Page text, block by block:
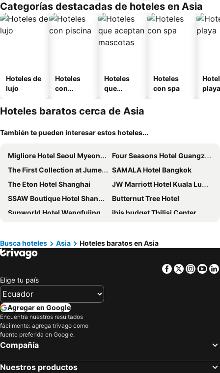
Categorías destacadas de hoteles en Asia
Hoteles de
lujo
Hoteles
con
Hoteles
que
mascotas
Hoteles
con spa
playa
Hoteles baratos cerca de Asia
También te pueden interesar estos hoteles...
Migliore Hotel Seoul Myeongdong
Four Seasons Hotel Guangzhou
The First Collection at Jumeirah Village Circle, a Tribute Portfolio Hotel
SAMALA Hotel Bangkok
The Eton Hotel Shanghai
JW Marriott Hotel Kuala Lumpur
SSAW Boutique Hotel Shanghai Bund
Butternut Tree Hotel
Sunworld Hotel Wangfujing
ibis budget Tbilisi Center
City Hotel Shanghai
Royal Orchid Sheraton Riverside Hotel Bangkok
Mandarin Oriental, Bangkok
Hotel Gracery Seoul
Crowne Plaza Changi Airport By Ihg
China Hotel
TOKYU STAY Hida-Takayama Musubi no Yu
Montblanc Hotel Raffine Nagoya Ekimae
Rooms Hotel Kazbegi
Richmond Hotel Aomori
Busca hoteles Asia Hoteles baratos en Asia
Facebook
Twitter
Elige tu país
Agregar en Google
Encuentra nuestros resultados
fácilmente: agrega trivago como
fuente preferida en Google.
Compañía
Nuestros productos